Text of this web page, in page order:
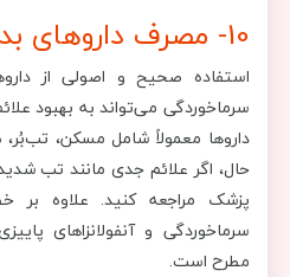
10- مصرف داروهای بدون نسخه
استفاده صحیح و اصولی از
سرماخوردگی می‌تواند به بهبود
داروها معمولاً شامل مسکن،
حال، اگر علائم جدی مانند تب
پزشک مراجعه کنید. علاوه بر
سرماخوردگی و آنفولانزاهای
مطرح است.